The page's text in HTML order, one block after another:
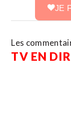
JE
Les
TV EN